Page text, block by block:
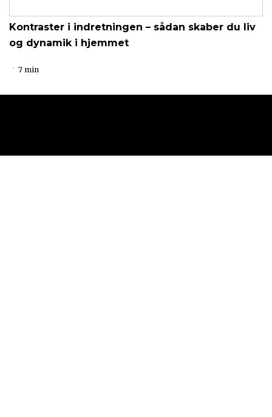
Kontraster i indretningen – sådan skaber du liv
og dynamik i hjemmet
7 min